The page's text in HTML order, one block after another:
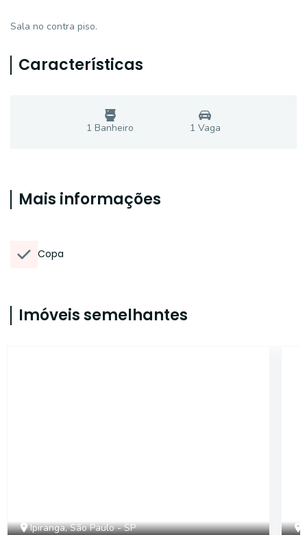
Sala no contra piso.
Características
1 Banheiro 1 Vaga
Mais informações
Copa
Imóveis semelhantes
Ipiranga, São Paulo - SP